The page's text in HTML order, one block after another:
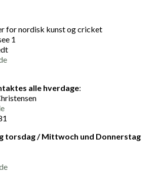
for nordisk kunst og cricket
1
alle hverdage:
torsdag / Mittwoch und Donnerstag